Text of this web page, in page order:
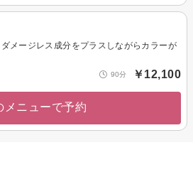
メージレス成分をプラスしながらカラーが
90分 ￥12,100
メニューで予約